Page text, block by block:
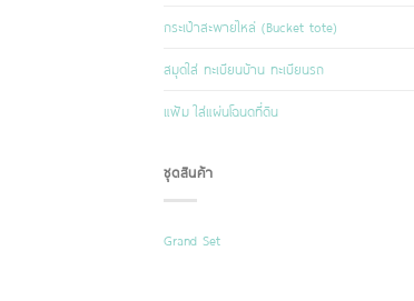
กระเป๋าสะพายไหล่ (Bucket tote)
สมุดใส่ ทะเบียนบ้าน ทะเบียนรถ
แฟ้ม ใส่แผ่นโฉนดที่ดิน
ชุดสินค้า
Grand Set